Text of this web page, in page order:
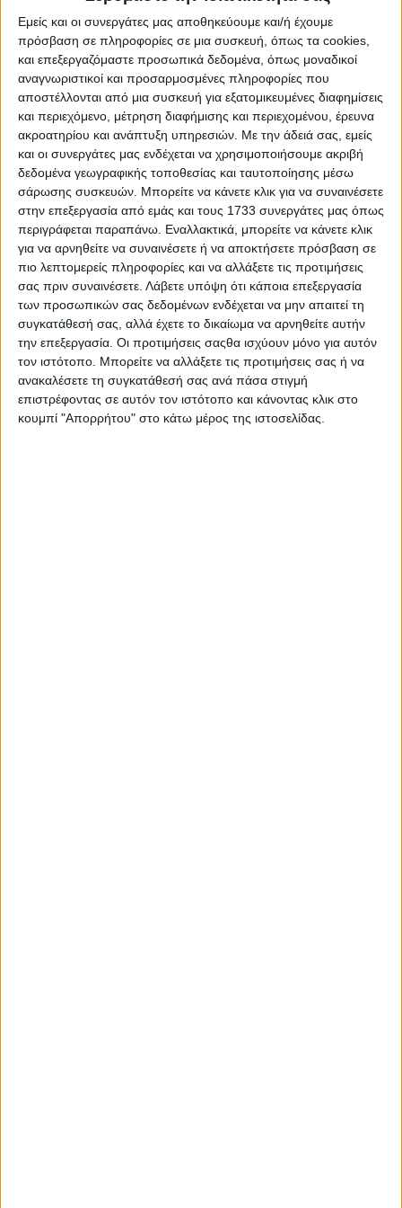
Εμείς και οι συνεργάτες μας αποθηκεύουμε και/ή έχουμε
πρόσβαση σε πληροφορίες σε μια συσκευή, όπως τα cookies,
και επεξεργαζόμαστε προσωπικά δεδομένα, όπως μοναδικοί
αναγνωριστικοί και προσαρμοσμένες πληροφορίες που
αποστέλλονται από μια συσκευή για εξατομικευμένες διαφημίσεις
και περιεχόμενο, μέτρηση διαφήμισης και περιεχομένου, έρευνα
ακροατηρίου και ανάπτυξη υπηρεσιών. Με την άδειά σας, εμείς
και οι συνεργάτες μας ενδέχεται να χρησιμοποιήσουμε ακριβή
δεδομένα γεωγραφικής τοποθεσίας και ταυτοποίησης μέσω
σάρωσης συσκευών. Μπορείτε να κάνετε κλικ για να συναινέσετε
στην επεξεργασία από εμάς και τους 1733 συνεργάτες μας όπως
περιγράφεται παραπάνω. Εναλλακτικά, μπορείτε να κάνετε κλικ
για να αρνηθείτε να συναινέσετε ή να αποκτήσετε πρόσβαση σε
πιο λεπτομερείς πληροφορίες και να αλλάξετε τις προτιμήσεις
σας πριν συναινέσετε. Λάβετε υπόψη ότι κάποια επεξεργασία
των προσωπικών σας δεδομένων ενδέχεται να μην απαιτεί τη
συγκατάθεσή σας, αλλά έχετε το δικαίωμα να αρνηθείτε αυτήν
την επεξεργασία. Οι προτιμήσεις σαςθα ισχύουν μόνο για αυτόν
τον ιστότοπο. Μπορείτε να αλλάξετε τις προτιμήσεις σας ή να
ανακαλέσετε τη συγκατάθεσή σας ανά πάσα στιγμή
επιστρέφοντας σε αυτόν τον ιστότοπο και κάνοντας κλικ στο
κουμπί "Απορρήτου" στο κάτω μέρος της ιστοσελίδας.
διατηρούσαν δεσµεύσεις οι παραγωγοί έως και την Άνοιξη
του 2024. Για τη νέα πρόσκληση δεν έχει υπάρξει
ενηµέρωση αναφορικά µε το πρώτο έτος δέσµευσης,
δηλαδή αν θα είναι το 2026 ή το 2027. Εφόσον δεν έχει
υπάρξει κάποια προδηµοσίευση, και µε δεδοµένο πως η
ψευδοσπορά αποτελεί πρακτική η οποία εφαρµόζεται πριν
τη σπορά του ρυζιού, το πιθανότερο είναι το πρώτο έτος
δέσµευσης να είναι το 2027.
Ξεφυλλίστε σε υψηλή ανάλυση την
εβδομαδιαία Agrenda